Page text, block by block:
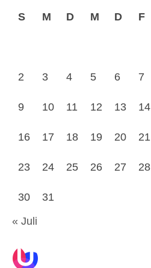
S
M D M D F
2 3 4 5 6 7
9 10 11 12 13 14
16 17 18 19 20 21
23 24 25 26 27 28
30
31
« Juli